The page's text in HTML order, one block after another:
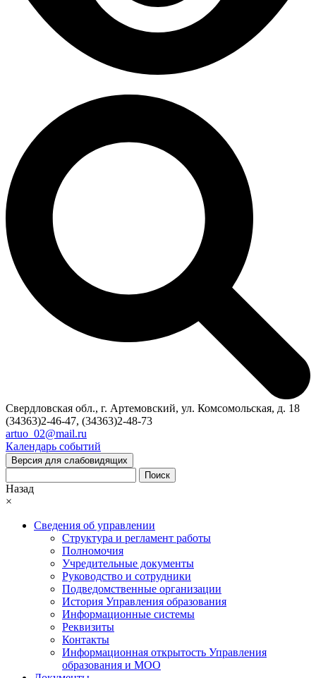
Свердловская обл., г. Артемовский, ул. Комсомольская, д. 18
(34363)2-46-47, (34363)2-48-73
artuo_02@mail.ru
Календарь событий
Версия для слабовидящих
Поиск
Назад
×
Сведения об управлении
Структура и регламент работы
Полномочия
Учредительные документы
Руководство и сотрудники
Подведомственные организации
История Управления образования
Информационные системы
Реквизиты
Контакты
Информационная открытость Управления
образования и МОО